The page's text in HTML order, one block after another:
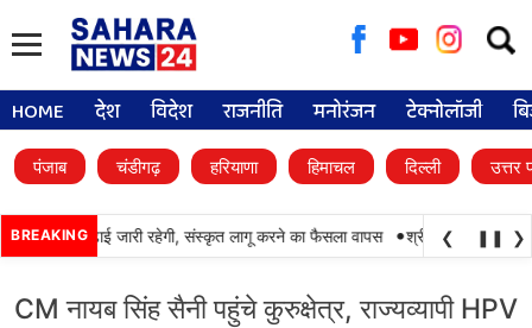
for:
HOME देश विदेश राजनीति मनोरंजन टेक्नोलॉजी
पंजाब चंडीगढ़ हरियाणा हिमाचल दिल्ली उत्तर
BREAKING
की पढ़ाई जारी रहेगी, संस्कृत लागू करने का फैसला वापस •श्री गुरु हरिकृष्ण साहिब
❮ ❚❚ ❯
CM नायब सिंह सैनी पहुंचे कुरुक्षेत्र, राज्यव्यापी HPV